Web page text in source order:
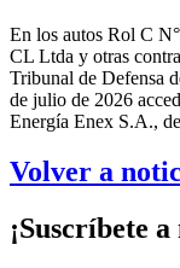
En los autos Rol C
CL Ltda y otras
Tribunal de Defensa
de julio de 2026
Energía Enex S.A.,
Volver a
¡Suscríbete